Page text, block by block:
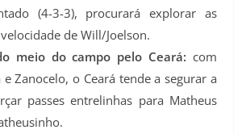
(4-3-3), procurará explorar as
de Will/Joelson.
meio do campo pelo Ceará: com
e Zanocelo, o Ceará tende a segurar a
passes entrelinhas para Matheus